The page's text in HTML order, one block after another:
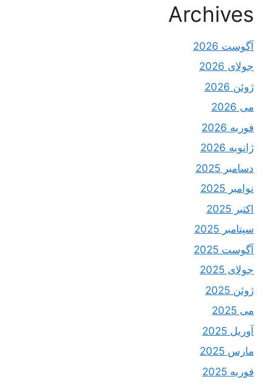
Archives
آگوست 2026
جولای 2026
ژوئن 2026
می 2026
فوریه 2026
ژانویه 2026
دسامبر 2025
نوامبر 2025
اکتبر 2025
سپتامبر 2025
آگوست 2025
جولای 2025
ژوئن 2025
می 2025
آوریل 2025
مارس 2025
فوریه 2025